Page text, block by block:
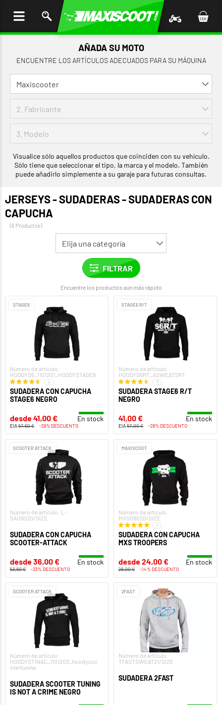
AÑADA SU MOTO
ENCUENTRE LOS ARTÍCULOS ADECUADOS PARA SU MÁQUINA
Visualice sólo aquellos productos que coinciden con su vehículo.
Sólo tiene que seleccionar el tipo, la marca y el modelo. También
puede añadirlo simplemente a su garaje para futuras consultas.
JERSEYS - SUDADERAS - SUDADERAS CON
CAPUCHA
(6 Productos)
Encuentre los productos aún más rápido
STAGE6
Número de artículo:
HOODYS6_1101201_HOODYSTAGE6
4
SUDADERA CON CAPUCHA
STAGE6 NEGRO
desde 41,00 € En stock
EIA57,50 € -29% DESCUENTO
STAGE6 R/T
Número de artículo:
HOODYS6RT_ASWEATSRT
7
SUDADERA STAGE6 R/T
NEGRO
41,00 € En stock
EIA57,00 € -28% DESCUENTO
SCOOTER ATTACK
Número de artículo: L-
SA09020/SIZE
SUDADERA CON CAPUCHA
SCOOTER-ATTACK
desde 36,00 € En stock
53,50 € -33% DESCUENTO
MAXISCOOT
Número de artículo:
MXS09020/SIZE
1
SUDADERA CON CAPUCHA
MXS TROOPERS
desde 24,00 € En stock
28,00 € -14% DESCUENTO
SCOOTER ATTACK
Número de artículo:
HOODYSTINAC_1101203_hoodysco
otertuning
SUDADERA SCOOTER TUNING
IS NOT A CRIME NEGRO
2FAST
Número de artículo:
TFASTSWEAT21/SIZE
SUDADERA 2FAST